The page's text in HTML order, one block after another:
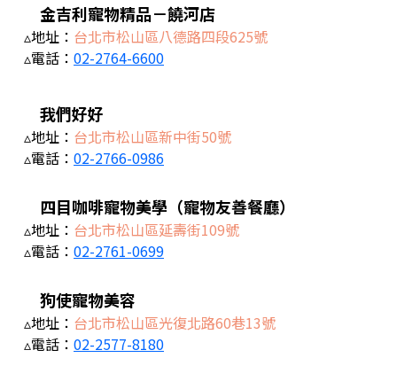
金吉利寵物精品－饒河店
▵地址： 台北市松山區八德路四段625號
▵電話： 02-2764-6600
我們好好
▵地址： 台北市松山區新中街50號
▵電話： 02-2766-0986
四目咖啡寵物美學（寵物友善餐廳）
▵地址： 台北市松山區延壽街109號
▵電話： 02-2761-0699
狗使寵物美容
▵地址： 台北市松山區光復北路60巷13號
▵電話： 02-2577-8180